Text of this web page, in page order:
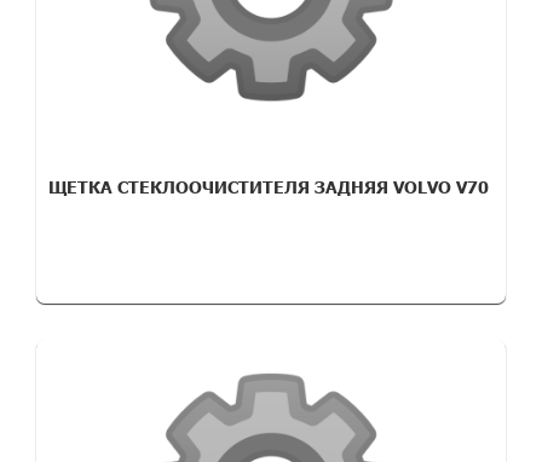
ЩЕТКА СТЕКЛООЧИСТИТЕЛЯ ЗАДНЯЯ VOLVO V70